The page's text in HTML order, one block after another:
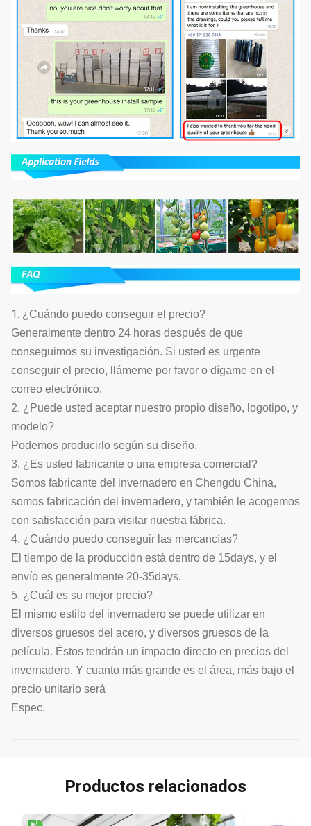
1.
¿Cuándo puedo conseguir el precio?
Generalmente dentro 24 horas después de que
conseguimos su investigación. Si usted es urgente
conseguir el precio, llámeme por favor o dígame en el
correo electrónico.
2. ¿Puede usted aceptar nuestro propio diseño, logotipo, y
modelo?
Podemos producirlo según su diseño.
3. ¿Es usted fabricante o una empresa comercial?
Somos fabricante del invernadero en Chengdu China,
somos fabricación del invernadero, y también le acogemos
con satisfacción para visitar nuestra fábrica.
4. ¿Cuándo puedo conseguir las mercancías?
El tiempo de la producción está dentro de 15days, y el
envío es generalmente 20-35days.
5. ¿Cuál es su mejor precio?
El mismo estilo del invernadero se puede utilizar en
diversos gruesos del acero, y diversos gruesos de la
película. Éstos tendrán un impacto directo en precios del
invernadero. Y cuanto más grande es el área, más bajo el
precio unitario será
Espec.
Productos relacionados